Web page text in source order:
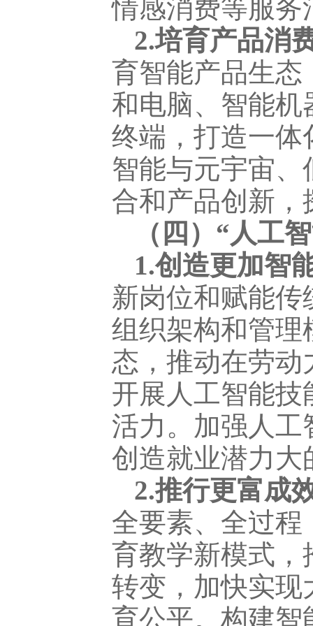
情感消费等服务
2.培育产品消
育智能产品生态
和电脑、智能机
终端，打造一体
智能与元宇宙
合和产品创新
（四）“人工
1.创造更加智
新岗位和赋能
组织架构和管理
态，推动在劳
开展人工智能
活力。加强人
创造就业潜力大
2.推行更富成
全要素、全过
育教学新模式，
转变，加快实现
育公平。构建智